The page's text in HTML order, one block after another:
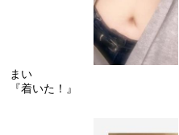
まい
『着いた！』